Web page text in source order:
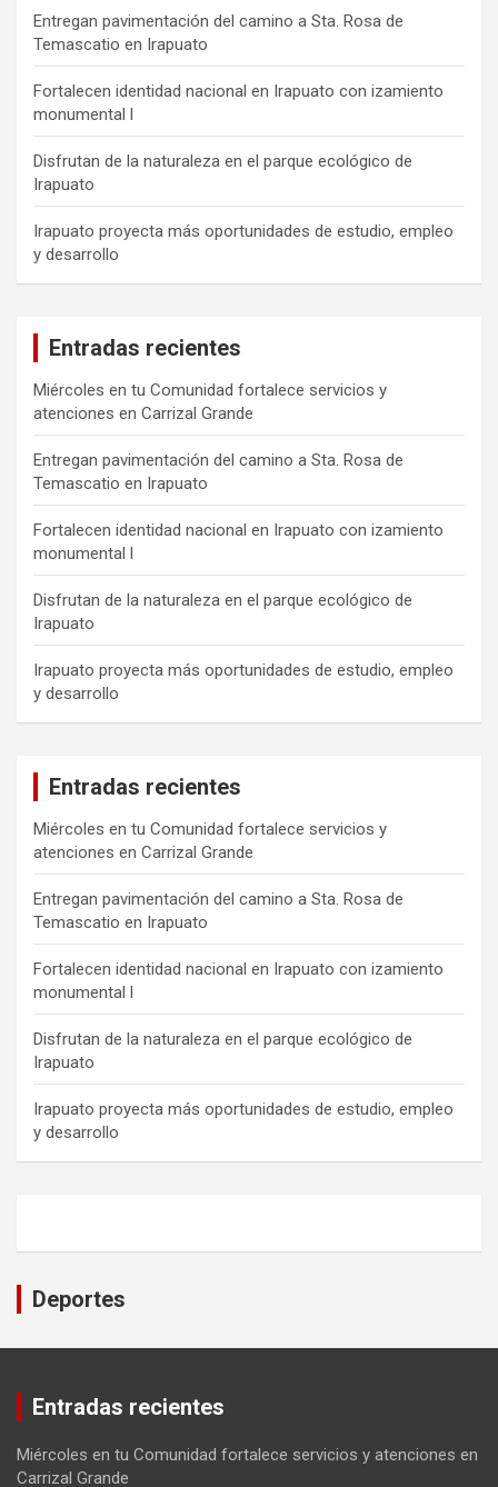
Entregan pavimentación del camino a Sta. Rosa de
Temascatio en Irapuato
Fortalecen identidad nacional en Irapuato con izamiento
monumental l
Disfrutan de la naturaleza en el parque ecológico de
Irapuato
Irapuato proyecta más oportunidades de estudio, empleo
y desarrollo
Entradas recientes
Miércoles en tu Comunidad fortalece servicios y
atenciones en Carrizal Grande
Entregan pavimentación del camino a Sta. Rosa de
Temascatio en Irapuato
Fortalecen identidad nacional en Irapuato con izamiento
monumental l
Disfrutan de la naturaleza en el parque ecológico de
Irapuato
Irapuato proyecta más oportunidades de estudio, empleo
y desarrollo
Entradas recientes
Miércoles en tu Comunidad fortalece servicios y
atenciones en Carrizal Grande
Entregan pavimentación del camino a Sta. Rosa de
Temascatio en Irapuato
Fortalecen identidad nacional en Irapuato con izamiento
monumental l
Disfrutan de la naturaleza en el parque ecológico de
Irapuato
Irapuato proyecta más oportunidades de estudio, empleo
y desarrollo
Deportes
Entradas recientes
Miércoles en tu Comunidad fortalece servicios y atenciones en
Carrizal Grande